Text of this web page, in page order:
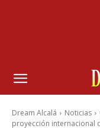
Dream Alcalá Noticias
proyección internacional